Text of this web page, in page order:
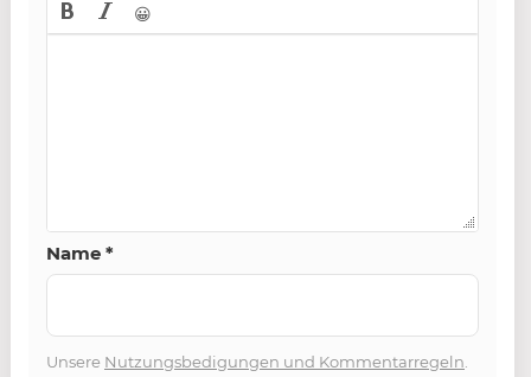
😀
Name *
Unsere Nutzungsbedigungen und Kommentarregeln